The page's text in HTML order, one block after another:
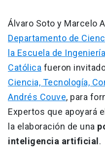
Álvaro Soto y Marcelo
Departamento de
la Escuela de
Católica fueron
Ciencia, Tecnología,
Andrés Couve, para
Expertos que apoyará
la elaboración de una
inteligencia artificial .